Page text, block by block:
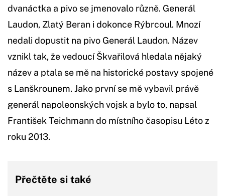
dvanáctka a pivo se jmenovalo různě. Generál
Laudon, Zlatý Beran i dokonce Rýbrcoul. Mnozí
nedali dopustit na pivo Generál Laudon. Název
vznikl tak, že vedoucí Škvařilová hledala nějaký
název a ptala se mě na historické postavy spojené
s Lanškrounem. Jako první se mě vybavil právě
generál napoleonských vojsk a bylo to, napsal
František Teichmann do místního časopisu Léto z
roku 2013.
Přečtěte si také